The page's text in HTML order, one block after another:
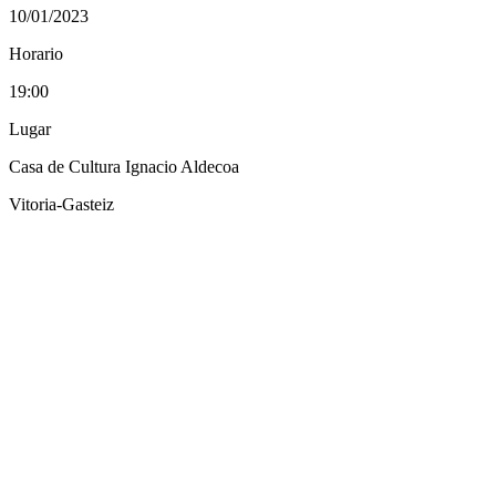
10/01/2023
Horario
19:00
Lugar
Casa de Cultura Ignacio Aldecoa
Vitoria-Gasteiz